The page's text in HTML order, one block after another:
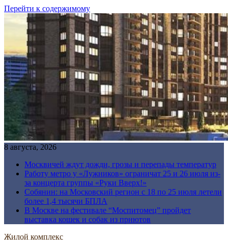
Перейти к содержимому
8 августа, 2026
Москвичей ждут дожди, грозы и перепады температур
Работу метро у «Лужников» ограничат 25 и 26 июля из-
за концерта группы «Руки Вверх!»
Собянин: на Московский регион с 18 по 25 июля летели
более 1,4 тысячи БПЛА
В Москве на фестивале “Моспитомец” пройдет
выставка кошек и собак из приютов
Жилой комплекс